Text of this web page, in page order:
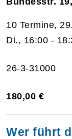
10 Termine,
Di., 16:00 -
26-3-31000
180,00 €
Wer führt